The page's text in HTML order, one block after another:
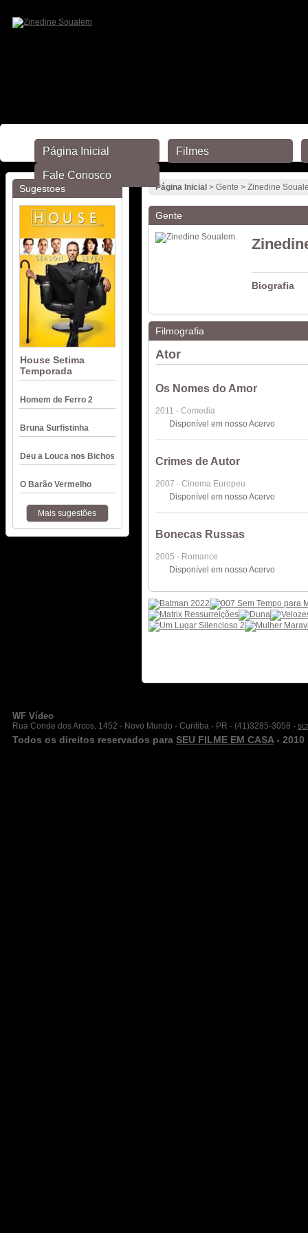
Sugestões
House Setima
Temporada
Homem de Ferro 2
Bruna Surfistinha
Deu a Louca nos Bichos
O Barão Vermelho
Mais sugestões
Página Inicial > Gente > Zinedine
Gente
Biografia
Filmografia
Ator
Os Nomes do Amor
2011 - Comedia
Disponível em nosso Acervo
Crimes de Autor
2007 - Cinema Europeu
Disponível em nosso Acervo
Bonecas Russas
2005 - Romance
Disponível em nosso Acervo
WF Vídeo
Rua Conde dos Arcos, 1452 - Novo Mundo - Curitiba - PR - (41)3285-3058 -
Todos os direitos reservados para SEU FILME EM CASA - 2010
Página Inicial Filmes
Fale Conosco